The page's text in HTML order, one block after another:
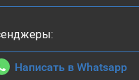
Написать в Whatsapp